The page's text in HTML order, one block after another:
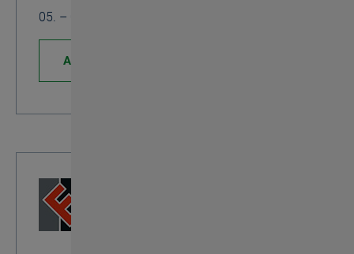
05. – 07. Febbraio 2026, Padiglione 6 | Stand11
Approfondisci